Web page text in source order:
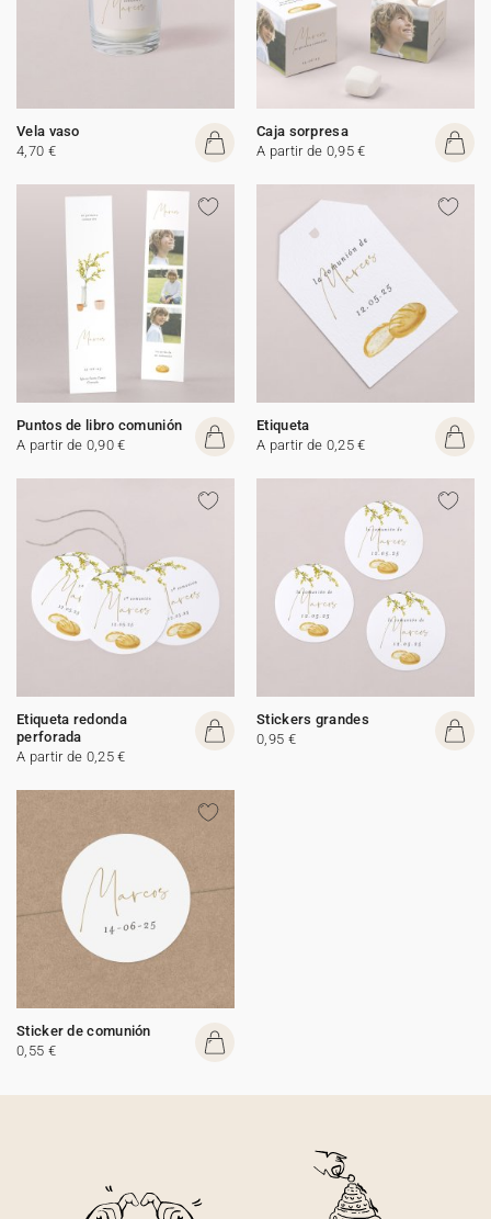
Vela vaso
4,70 €
Caja sorpresa
A partir de 0,95 €
Puntos de libro comunión
A partir de 0,90 €
Etiqueta
A partir de 0,25 €
Etiqueta redonda
perforada
A partir de 0,25 €
Stickers grandes
0,95 €
Sticker de comunión
0,55 €